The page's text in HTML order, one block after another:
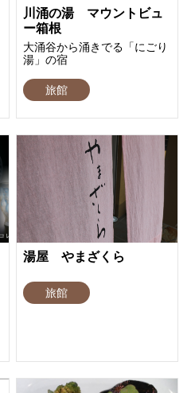
川涌の湯 マウントビュ
ー箱根
大涌谷から涌きでる「にごり
湯」の宿
旅館
湯屋 やまざくら
旅館